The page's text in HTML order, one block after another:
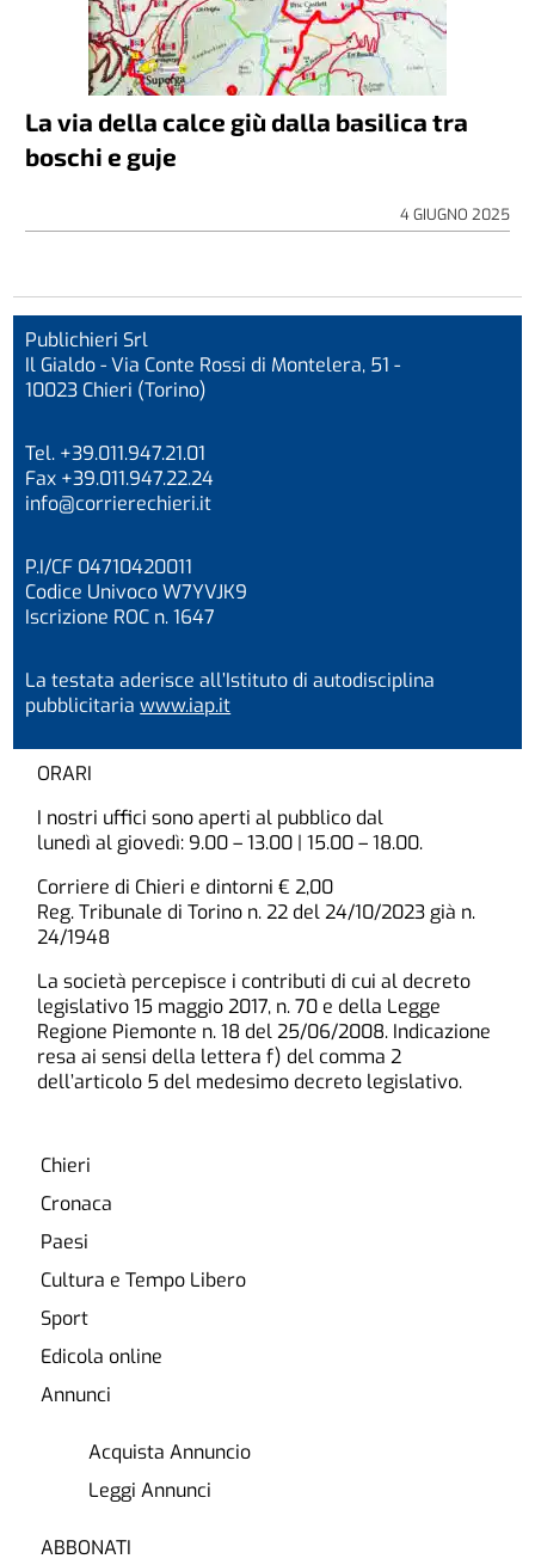
La via della calce giù dalla basilica tra
boschi e guje
4 GIUGNO 2025
Publichieri Srl
Il Gialdo - Via Conte Rossi di Montelera, 51 -
10023 Chieri (Torino)
Tel. +39.011.947.21.01
Fax +39.011.947.22.24
info@corrierechieri.it
P.I/CF 04710420011
Codice Univoco W7YVJK9
Iscrizione ROC n. 1647
La testata aderisce all’Istituto di autodisciplina
pubblicitariawww.iap.it
ORARI
I nostri uffici sono aperti al pubblico dal
lunedì al giovedì: 9.00 – 13.00 | 15.00 – 18.00.
Corriere di Chieri e dintorni € 2,00
Reg. Tribunale di Torino n. 22 del 24/10/2023 già n.
24/1948
La società percepisce i contributi di cui al decreto
legislativo 15 maggio 2017, n. 70 e della Legge
Regione Piemonte n. 18 del 25/06/2008. Indicazione
resa ai sensi della lettera f) del comma 2
dell’articolo 5 del medesimo decreto legislativo.
Chieri
Cronaca
Paesi
Cultura e Tempo Libero
Sport
Edicola online
Annunci
Acquista Annuncio
Leggi Annunci
ABBONATI